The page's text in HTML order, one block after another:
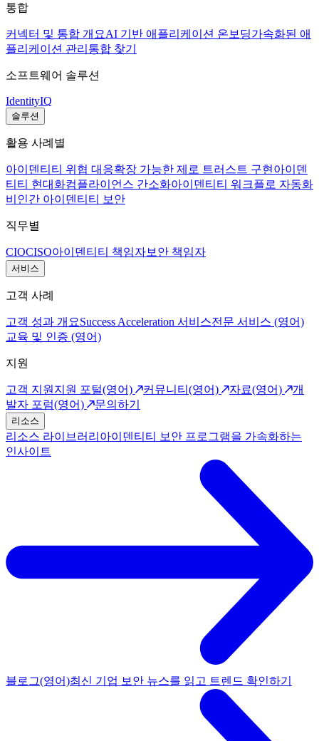
통합
커넥터 및 통합 개요AI 기반 애플리케이션 온보딩가속화된 애
플리케이션 관리 통합 찾기
소프트웨어 솔루션
IdentityIQ
솔루션
활용 사례별
아이덴티티 위협 대응확장 가능한 제로 트러스트 구현 아이덴
티티 현대화컴플라이언스 간소화아이덴티티 워크플로 자동화
비인간 아이덴티티 보안
직무별
CIOCISO아이덴티티 책임자보안 책임자
서비스
고객 사례
고객 성과 개요Success Acceleration 서비스전문 서비스 (영어)
교육 및 인증 (영어)
지원
고객 지원 지원 포털(영어) 커뮤니티(영어) 자료(영어)
개
발자 포럼(영어)
문의하기
리소스
리소스 라이브러리 아이덴티티 보안 프로그램을 가속화하는
인사이트
블로그(영어)최신 기업 보안 뉴스를 읽고 트렌드 확인하기